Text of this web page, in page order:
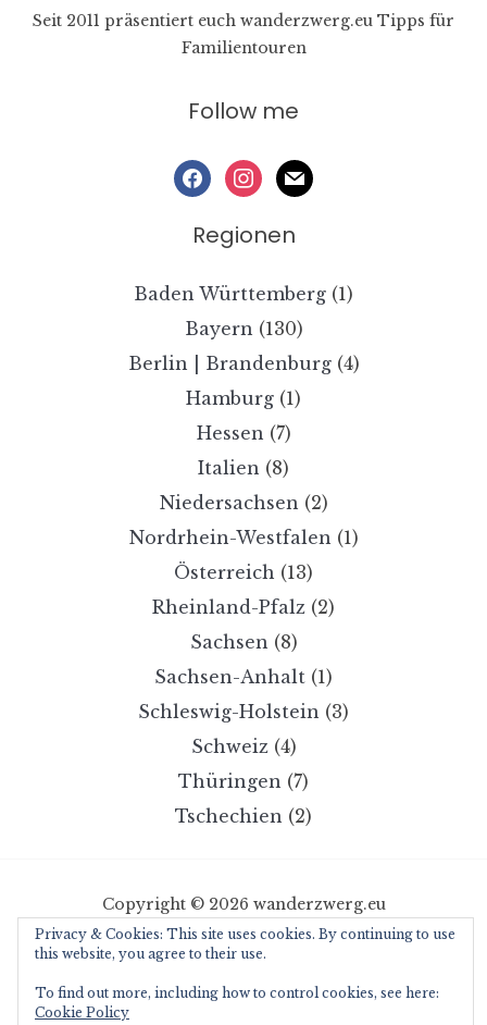
Seit 2011 präsentiert euch wanderzwerg.eu Tipps für
Familientouren
Follow me
facebookinstagram
mail
Regionen
Baden Württemberg (1)
Bayern (130)
Berlin | Brandenburg(4)
Hamburg (1)
Hessen (7)
Italien (8)
Niedersachsen (2)
Nordrhein-Westfalen (1)
Österreich (13)
Rheinland-Pfalz (2)
Sachsen (8)
Sachsen-Anhalt (1)
Schleswig-Holstein (3)
Schweiz(4)
Thüringen (7)
Tschechien (2)
Copyright © 2026 wanderzwerg.eu
Designed byWPZOOM
Privacy & Cookies: This site uses cookies. By continuing to use
this website, you agree to their use.
To find out more, including how to control cookies, see here:
Cookie Policy